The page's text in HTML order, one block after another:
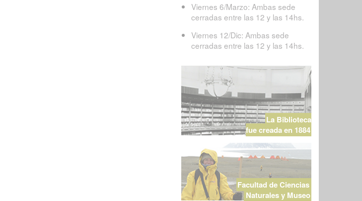
Viernes 6/Marzo: Ambas sede
cerradas entre las 12 y las 14hs.
Viernes 12/Dic: Ambas sede
cerradas entre las 12 y las 14hs.
La Biblioteca
fue creada en 1884
Facultad de Ciencias
Naturales y Museo